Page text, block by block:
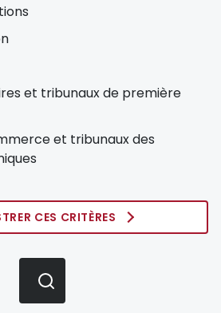
et tribunaux de première
et tribunaux des
CES CRITÈRES